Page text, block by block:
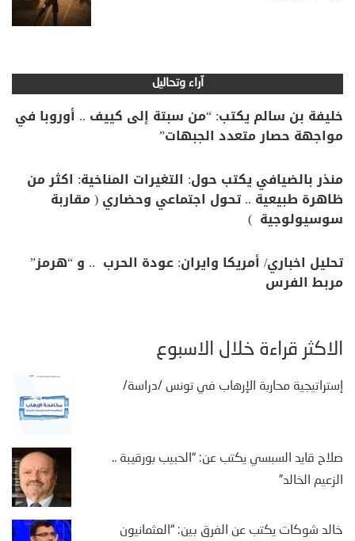
آراء وتحاليل
خليفة بن سالم يكتب: “من سبتة إلى كييف .. أوروبا في
مواجهة حصار متعدد الجبهات”
منذر بالضيافي يكتب حول: التغيرات المناخية: اكثر من
ظاهرة طبيعية .. تحول اجتماعي وحضاري ( مقاربة
سوسيولوجية )
تحليل اخباري/ أمريكا وايران: عودة الحرب .. و “هرمز”
مربط الفرس
الأكثر قراءة خلال الأسبوع
إستراتيجية محاربة الإرهاب في تونس /دراسة/
صلاح قايد السبسي يكتب عن: “الحبيب بورقيبة ..
الزعيم الخالد”
خالد شوكات يكتب عن الفرق بين: “العثمانيون